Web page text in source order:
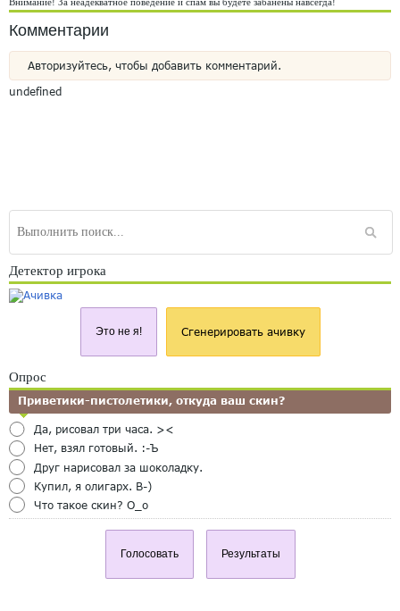
Комментарии
Авторизуйтесь, чтобы добавить комментарий.
undefined
Детектор игрока
Это не я! Сгенерировать ачивку
Опрос
Приветики-пистолетики, откуда ваш скин?
Да, рисовал три часа. ><
Нет, взял готовый. :-Ъ
Друг нарисовал за шоколадку.
Купил, я олигарх. B-)
Что такое скин? O_o
Голосовать Результаты